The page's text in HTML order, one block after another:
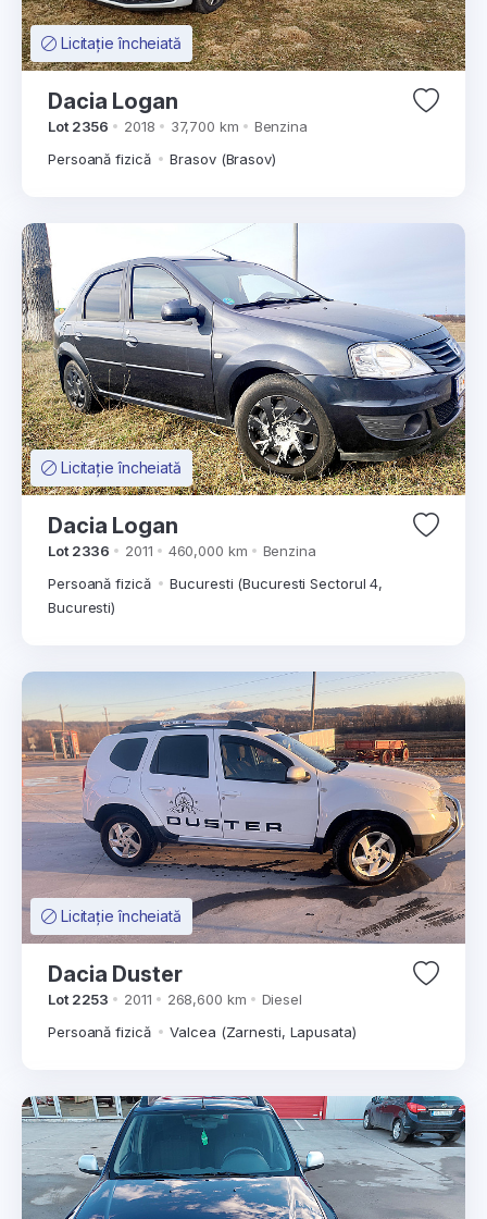
Licitație încheiată
Dacia Logan
Lot 2356 2018 37,700 km
Benzina
Persoană fizică
Brasov (Brasov)
Licitație încheiată
Dacia Logan
Lot 2336 2011 460,000 km
Benzina
Persoană fizică
Bucuresti (Bucuresti Sectorul 4,
Bucuresti)
Licitație încheiată
Dacia Duster
Lot 2253 2011 268,600 km
Diesel
Persoană fizică
Valcea (Zarnesti, Lapusata)